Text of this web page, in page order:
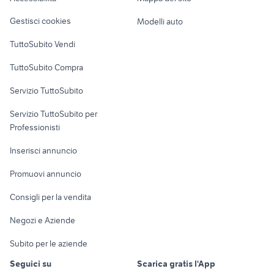
Informatica
Console e
Fotografia
Telefonia
Gestisci cookies
TuttoSubito Vendi
TuttoSubito Compra
Servizio TuttoSubito
Servizio TuttoSubito per
Professionisti
Inserisci annuncio
Promuovi annuncio
Consigli per la vendita
Negozi e Aziende
Subito per le aziende
Modelli auto
Seguici su Scarica gratis l'App